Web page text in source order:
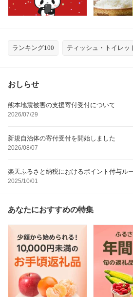
ランキング100 ティッシュ・トイレッ
おしらせ
熊本地震被害の支援寄付受付について
2026/07/29
新規自治体の寄付受付を開始しました
2026/08/07
楽天ふるさと納税におけるポイント付与ル
2025/10/01
あなたにおすすめの特集